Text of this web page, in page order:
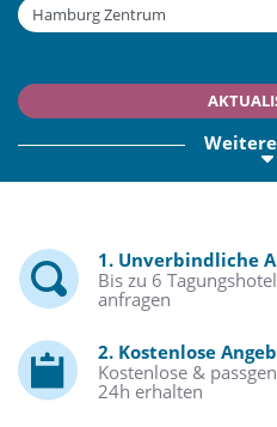
1. Unverbindliche
Bis zu 6
anfragen
2. Kostenlose
Kostenlose &
24h erhalten